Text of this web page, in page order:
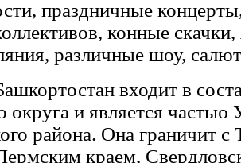
праздничные
конные
различные шоу,
входит в
округа и является частью
района. Она граничит с
краем,